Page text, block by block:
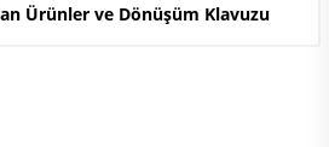
Ürünler ve Dönüşüm Klavuzu